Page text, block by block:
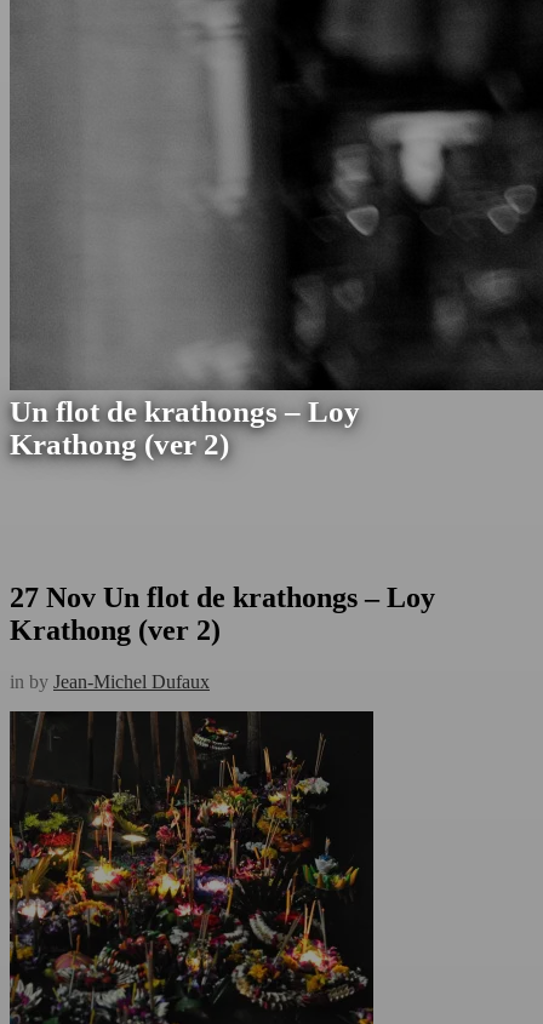
Un flot de krathongs – Loy
Krathong (ver 2)
27 Nov Un flot de krathongs – Loy
Krathong (ver 2)
in by Jean-Michel Dufaux